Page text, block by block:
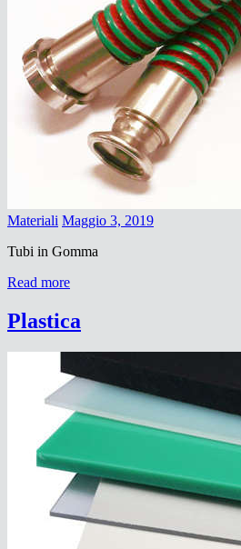
Materiali Maggio 3, 2019
Tubi in Gomma
Read more
Plastica